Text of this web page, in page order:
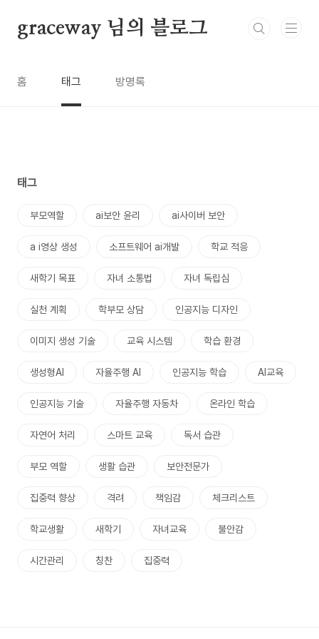
graceway 님의 블로그
홈 태그 방명록
태그
부모역할 ai보안 윤리 ai사이버 보안
a i영상 생성 소프트웨어 ai개발 학교 적응
새학기 목표 자녀 소통법 자녀 독립심
실천 계획 학부모 상담 인공지능 디자인
이미지 생성 기술 교육 시스템 학습 환경
생성형AI 자율주행 AI 인공지능 학습 AI교육
인공지능 기술 자율주행 자동차 온라인 학습
자연어 처리 스마트 교육 독서 습관
부모 역할 생활 습관 보안전문가
집중력 향상 격려 책임감 체크리스트
학교생활 새학기 자녀교육 불안감
시간관리 칭찬 집중력